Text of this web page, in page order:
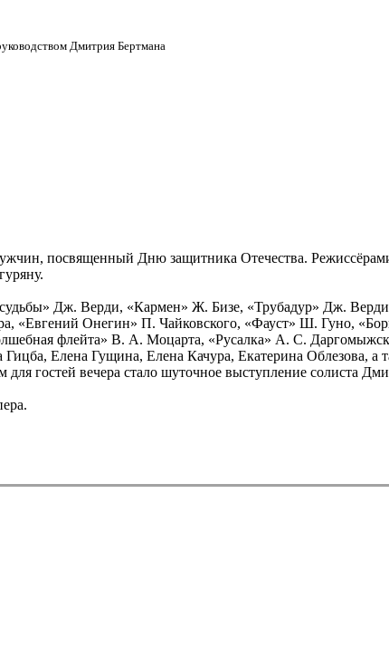
Дмитрия Бертмана
посвященный Дню защитника Отечества.
Дж. Верди, «Кармен» Ж. Бизе, «Трубадур» Дж.
«Евгений Онегин» П. Чайковского, «Фауст» Ш. Гуно,
флейта» В. А. Моцарта, «Русалка» А. С.
Гицба, Елена Гущина, Елена Качура, Екатерина Облезова,
гостей вечера стало шуточное выступление солиста